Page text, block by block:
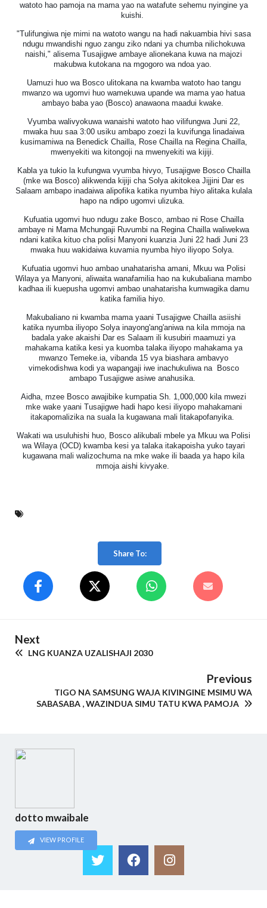
watoto hao pamoja na mama yao na watafute sehemu nyingine ya
kuishi.
"Tulifungiwa nje mimi na watoto wangu na hadi nakuambia hivi sasa
ndugu mwandishi nguo zangu ziko ndani ya chumba nilichokuwa
naishi," alisema Tusajigwe ambaye alionekana kuwa na majozi
makubwa kutokana na mgogoro wa ndoa yao.
Uamuzi huo wa Bosco ulitokana na kwamba watoto hao tangu
mwanzo wa ugomvi huo wamekuwa upande wa mama yao hatua
ambayo baba yao (Bosco) anawaona maadui kwake.
Vyumba walivyokuwa wanaishi watoto hao vilifungwa Juni 22,
mwaka huu saa 3:00 usiku ambapo zoezi la kuvifunga linadaiwa
kusimamiwa na Benedick Chailla, Rose Chailla na Regina Chailla,
mwenyekiti wa kitongoji na mwenyekiti wa kijiji.
Kabla ya tukio la kufungwa vyumba hivyo, Tusajigwe Bosco Chailla
(mke wa Bosco) alikwenda kijiji cha Solya akitokea Jijjini Dar es
Salaam ambapo inadaiwa alipofika katika nyumba hiyo alitaka kulala
hapo na ndipo ugomvi ulizuka.
Kufuatia ugomvi huo ndugu zake Bosco, ambao ni Rose Chailla
ambaye ni Mama Mchungaji Ruvumbi na Regina Chailla waliwekwa
ndani katika kituo cha polisi Manyoni kuanzia Juni 22 hadi Juni 23
mwaka huu wakidaiwa kuvamia nyumba hiyo iliyopo Solya.
Kufuatia ugomvi huo ambao unahatarisha amani, Mkuu wa Polisi
Wilaya ya Manyoni, aliwaita wanafamilia hao na kukubaliana mambo
kadhaa ili kuepusha ugomvi ambao unahatarisha kumwagika damu
katika familia hiyo.
Makubaliano ni kwamba mama yaani Tusajigwe Chailla asiishi
katika nyumba iliyopo Solya inayong'ang'aniwa na kila mmoja na
badala yake akaishi Dar es Salaam ili kusubiri maamuzi ya
mahakama katika kesi ya kuomba talaka iliyopo mahakama ya
mwanzo Temeke.ia, vibanda 15 vya biashara ambavyo
vimekodishwa kodi ya wapangaji iwe inachukuliwa na Bosco
ambapo Tusajigwe asiwe anahusika.
Aidha, mzee Bosco awajibike kumpatia Sh. 1,000,000 kila mwezi
mke wake yaani Tusajigwe hadi hapo kesi iliyopo mahakamani
itakapomalizika na suala la kugawana mali litakapofanyika.
Wakati wa usuluhishi huo, Bosco alikubali mbele ya Mkuu wa Polisi
wa Wilaya (OCD) kwamba kesi ya talaka itakapoisha yuko tayari
kugawana mali walizochuma na mke wake ili baada ya hapo kila
mmoja aishi kivyake.
Share To:
Next
LNG KUANZA UZALISHAJI 2030
Previous
TIGO NA SAMSUNG WAJA KIVINGINE MSIMU WA
SABASABA , WAZINDUA SIMU TATU KWA PAMOJA
dotto mwaibale
VIEW PROFILE